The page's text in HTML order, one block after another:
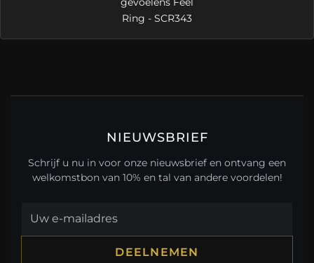
Ring - SCR343
NIEUWSBRIEF
Schrijf u nu in voor onze nieuwsbrief en ontvang een
welkomstbon van 10% en tal van andere voordelen!
DEELNEMEN